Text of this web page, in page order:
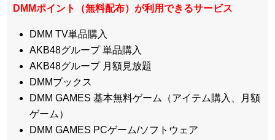
DMMポイント（無料配布）が利用できるサービス
DMM TV単品購入
AKB48グループ 単品購入
AKB48グループ 月額見放題
DMMブックス
DMM GAMES 基本無料ゲーム（アイテム購入、月額
ゲーム）
DMM GAMES PCゲーム/ソフトウェア